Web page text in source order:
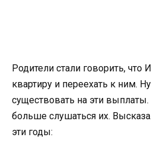
Родители стали говорить, что
квартиру и переехать к ним.
существовать на эти выплаты.
больше слушаться их.
эти годы: